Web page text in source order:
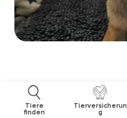
Tiere
finden
Tierversicherun
g